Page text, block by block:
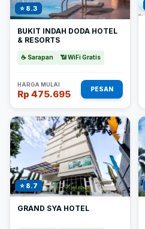
⭐ 8.3
BUKIT INDAH DODA HOTEL
& RESORTS
☕ Sarapan 📶 WiFi Gratis
HARGA MULAI
Rp 475.695 PESAN
⭐ 8.7
GRAND SYA HOTEL